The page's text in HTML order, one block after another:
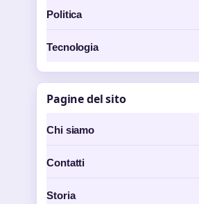
Politica
Tecnologia
Pagine del sito
Chi siamo
Contatti
Storia